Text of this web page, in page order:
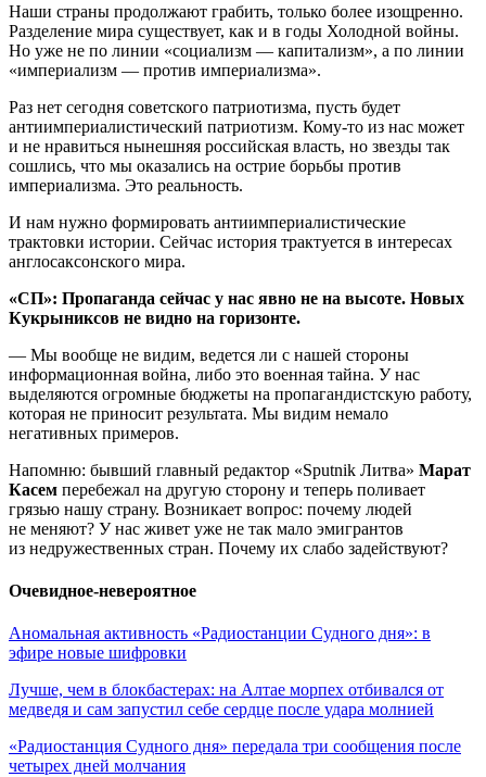
Наши страны продолжают грабить, только более изощренно.
Разделение мира существует, как и в годы Холодной войны.
Но уже не по линии «социализм — капитализм», а по линии
«империализм — против империализма».
Раз нет сегодня советского патриотизма, пусть будет
антиимпериалистический патриотизм. Кому-то из нас может
и не нравиться нынешняя российская власть, но звезды так
сошлись, что мы оказались на острие борьбы против
империализма. Это реальность.
И нам нужно формировать антиимпериалистические
трактовки истории. Сейчас история трактуется в интересах
англосаксонского мира.
«СП»: Пропаганда сейчас у нас явно не на высоте. Новых
Кукрыниксов не видно на горизонте.
— Мы вообще не видим, ведется ли с нашей стороны
информационная война, либо это военная тайна. У нас
выделяются огромные бюджеты на пропагандистскую работу,
которая не приносит результата. Мы видим немало
негативных примеров.
Напомню: бывший главный редактор «Sputnik Литва» Марат
Касем перебежал на другую сторону и теперь поливает
грязью нашу страну. Возникает вопрос: почему людей
не меняют? У нас живет уже не так мало эмигрантов
из недружественных стран. Почему их слабо задействуют?
Очевидное-невероятное
Аномальная активность «Радиостанции Судного дня»: в
эфире новые шифровки
Лучше, чем в блокбастерах: на Алтае морпех отбивался от
медведя и сам запустил себе сердце после удара молнией
«Радиостанция Судного дня» передала три сообщения после
четырех дней молчания